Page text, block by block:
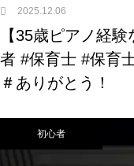
2025.12.06
【35歳ピアノ経
者 #保育士 #保育
＃ありがとう！
初心者